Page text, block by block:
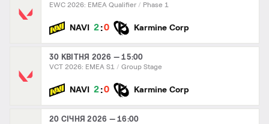
EWC 2026: EMEA Qualifier Phase 1
NAVI 2 :0 Karmine Corp
30 КВІТНЯ 2026 — 15:00
VCT 2026: EMEA S1 Group Stage
NAVI 2 :0 Karmine Corp
20 СІЧНЯ 2026 — 16:00